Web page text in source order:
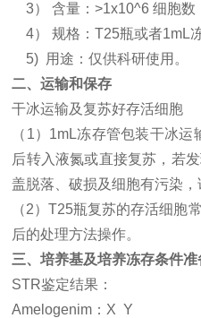
3） 含量：>1x10^6 细胞数
4） 规格：T25瓶或者1mL
5) 用途：仅供科研使用。
二、运输和保存
干冰运输及复苏好存活细胞
（ 1）1mL冻存管包装干冰运
后转入液氮或直接复苏，若
盖脱落、破损及细胞有污染，
（2）T25瓶复苏的存活细胞
后的处理方法操作。
三、培养基及培养冻存条件准
STR鉴定结果：
Amelogenim：X Y